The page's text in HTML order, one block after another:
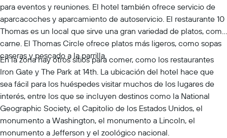
para eventos y reuniones. El hotel también ofrece servicio de
aparcacoches y aparcamiento de autoservicio. El restaurante 10
Thomas es un local que sirve una gran variedad de platos, como
carne. El Thomas Circle ofrece platos más ligeros, como sopas
caseras y pescado a la parrilla.
En la zona hay otros sitios para comer, como los restaurantes
Iron Gate y The Park at 14th. La ubicación del hotel hace que
sea fácil para los huéspedes visitar muchos de los lugares de
interés, entre los que se incluyen destinos como la National
Geographic Society, el Capitolio de los Estados Unidos, el
monumento a Washington, el monumento a Lincoln, el
monumento a Jefferson y el zoológico nacional.